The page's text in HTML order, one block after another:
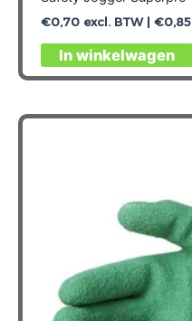
€0,70excl. BTW | €0,85
In winkelwagen